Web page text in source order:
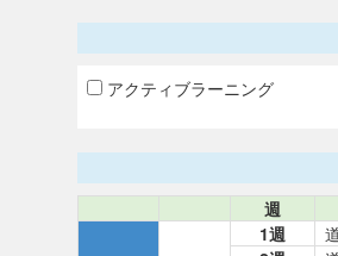
アクティブラーニング
週
1週